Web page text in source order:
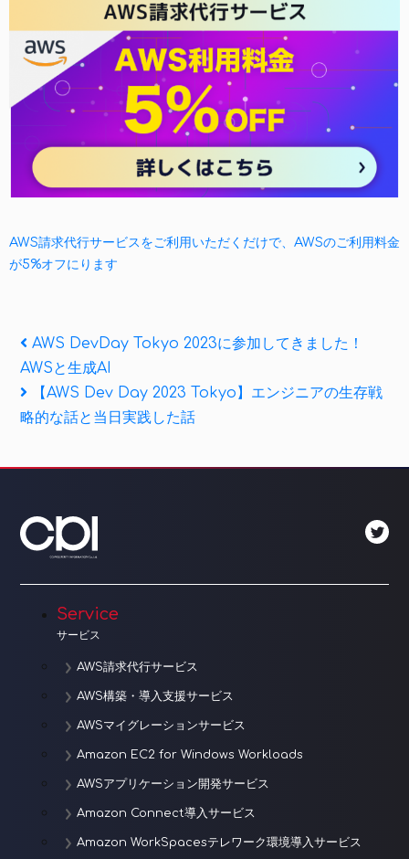
AWS請求代行サービスをご利用いただくだけで、AWSのご利用料金
が5%オフにります
投
稿
ナ
ー
シ
ョ
ン
Previous
Post
AWS DevDay Tokyo 2023に参加してきました！
AWSと生成AI
Next
Post
【AWS Dev Day 2023 Tokyo】エンジニアの生存戦
略的な話と当日実践した話
Service
サービス
AWS請求代行サービス
AWS構築・導入支援サービス
AWSマイグレーションサービス
Amazon EC2 for Windows Workloads
AWSアプリケーション開発サービス
Amazon Connect導入サービス
Amazon WorkSpacesテレワーク環境導入サービス